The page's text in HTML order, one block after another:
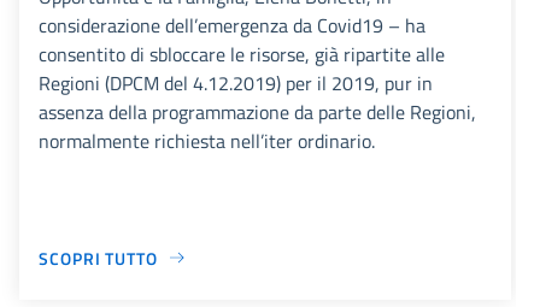
considerazione dell’emergenza da Covid19 – ha
consentito di sbloccare le risorse, già ripartite alle
Regioni (DPCM del 4.12.2019) per il 2019, pur in
assenza della programmazione da parte delle Regioni,
normalmente richiesta nell’iter ordinario.
SCOPRI TUTTO